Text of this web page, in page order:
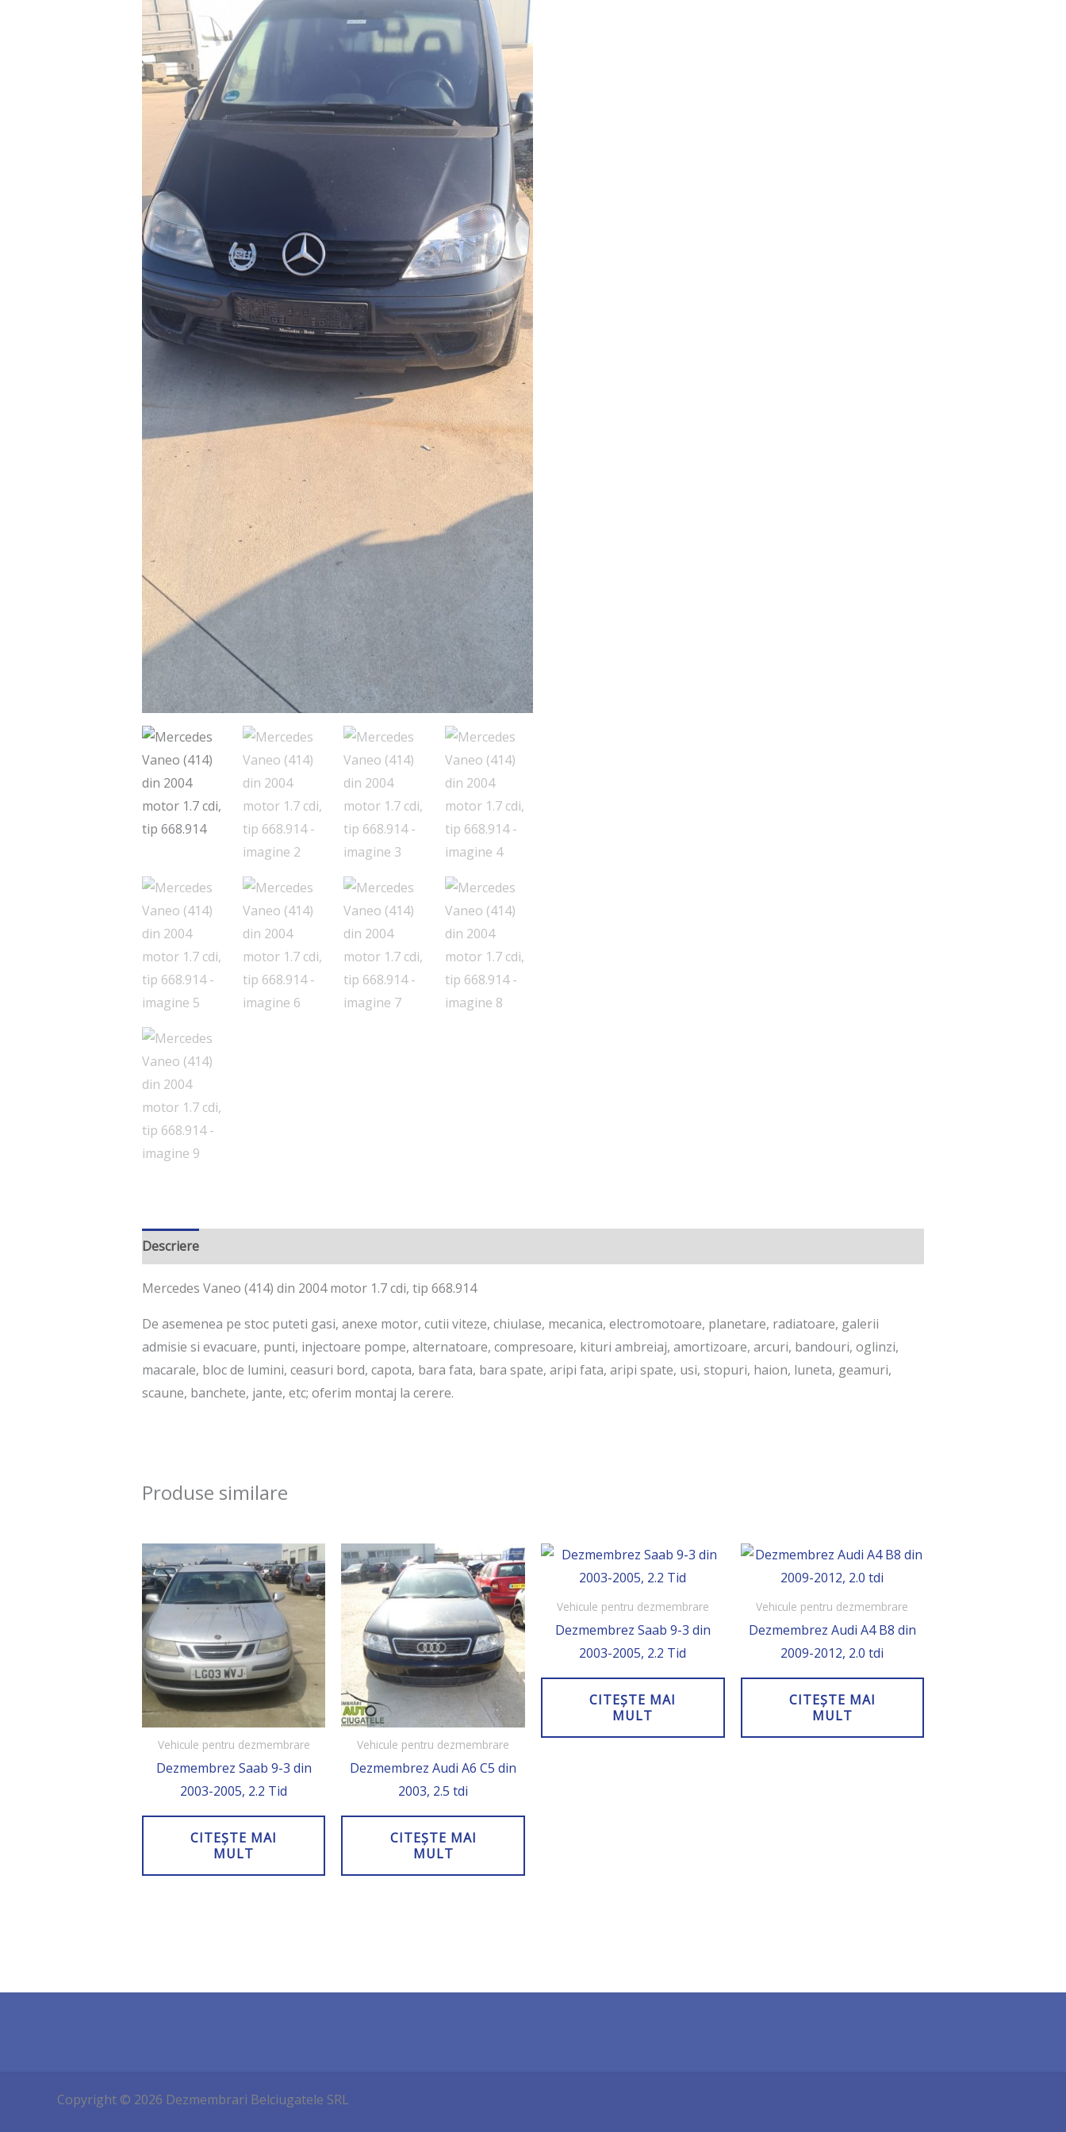
Descriere
Mercedes Vaneo (414) din 2004 motor 1.7 cdi, tip 668.914
De asemenea pe stoc puteti gasi, anexe motor, cutii viteze, chiulase, mecanica, electromotoare, planetare, radiatoare, galerii
admisie si evacuare, punti, injectoare pompe, alternatoare, compresoare, kituri ambreiaj, amortizoare, arcuri, bandouri, oglinzi,
macarale, bloc de lumini, ceasuri bord, capota, bara fata, bara spate, aripi fata, aripi spate, usi, stopuri, haion, luneta, geamuri,
scaune, banchete, jante, etc; oferim montaj la cerere.
Produse similare
Vehicule pentru dezmembrare
Dezmembrez Saab 9-3 din
2003-2005, 2.2 Tid
CITEȘTE MAI
MULT
Vehicule pentru dezmembrare
Dezmembrez Audi A6 C5 din
2003, 2.5 tdi
CITEȘTE MAI
MULT
Vehicule pentru dezmembrare
Dezmembrez Saab 9-3 din
2003-2005, 2.2 Tid
CITEȘTE MAI
MULT
Vehicule pentru dezmembrare
Dezmembrez Audi A4 B8 din
2009-2012, 2.0 tdi
CITEȘTE MAI
MULT
Copyright © 2026 Dezmembrari Belciugatele SRL